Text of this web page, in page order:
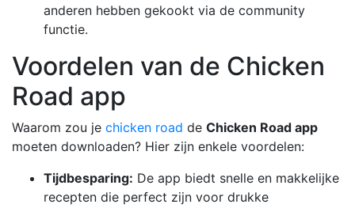
anderen hebben gekookt via de community
functie.
Voordelen van de Chicken
Road app
Waarom zou je chicken road de Chicken Road app
moeten downloaden? Hier zijn enkele voordelen:
Tijdbesparing: De app biedt snelle en makkelijke
recepten die perfect zijn voor drukke